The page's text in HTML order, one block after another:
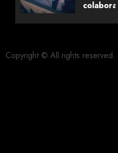
Livros
Copyright © All rights reserved.